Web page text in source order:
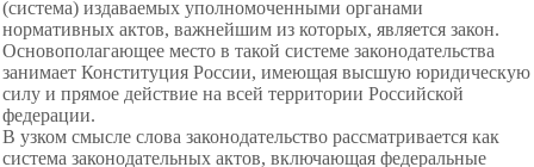
(система) издаваемых уполномоченными органами
нормативных актов, важнейшим из которых, является закон.
Основополагающее место в такой системе законодательства
занимает Конституция России, имеющая высшую юридическую
силу и прямое действие на всей территории Российской
федерации.
В узком смысле слова законодательство рассматривается как
система законодательных актов, включающая федеральные